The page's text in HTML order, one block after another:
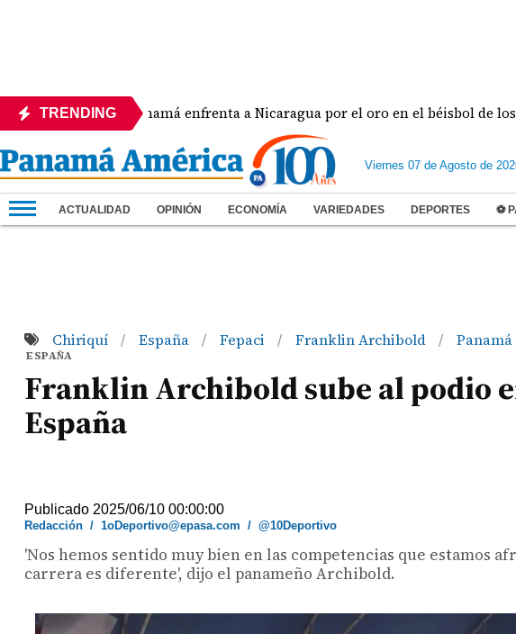
TRENDINGPanamá enfrenta a Nicaragua por el oro en el béisbol de los
Viernes 07 de Agosto de
ACTUALIDAD OPINIÓN ECONOMÍA VARIEDADES DEPORTES ⚽
Chiriquí / España / Fepaci / Franklin Archibold / Panamá
ESPAÑA
Franklin Archibold sube al podio
España
Publicado 2025/06/10 00:00:00
Redacción /1oDeportivo@epasa.com /@10Deportivo
'Nos hemos sentido muy bien en las competencias que estamos
carrera es diferente', dijo el panameño Archibold.